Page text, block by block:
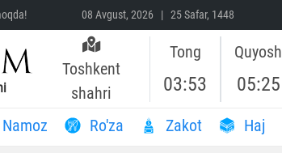
08 Avgust, 2026 | 25 Safar, 1448
Toshkent
shahri
Tong
03:53
Quyosh
05:25
Namoz Ro'za Zakot Haj